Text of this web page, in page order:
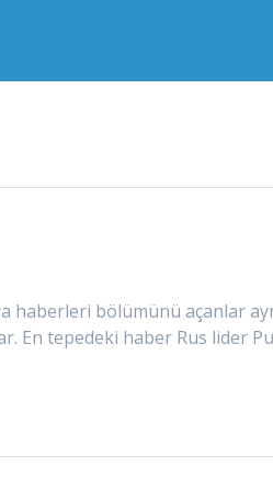
bölümünü açanlar
En tepedeki haber Rus lider